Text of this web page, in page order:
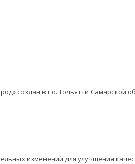
создан в г.о. Тольятти Самарской
изменений для улучшения